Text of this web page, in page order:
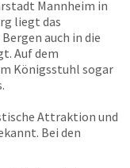
Mannheim in
liegt das
auch in die
Auf dem
Königsstuhl sogar
Attraktion und
Bei den